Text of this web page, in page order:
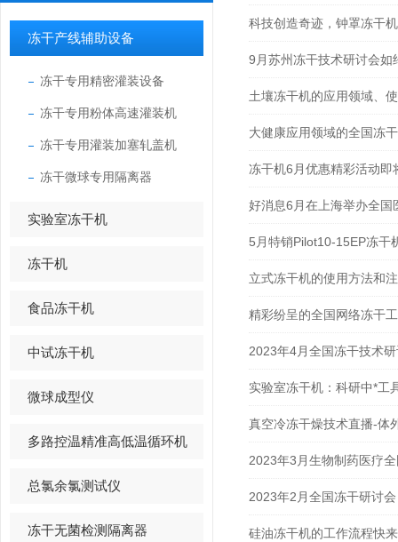
冻干产线辅助设备
冻干专用精密灌装设备
冻干专用粉体高速灌装机
冻干专用灌装加塞轧盖机
冻干微球专用隔离器
实验室冻干机
冻干机
食品冻干机
中试冻干机
微球成型仪
多路控温精准高低温循环机
总氯余氯测试仪
冻干无菌检测隔离器
科技创造奇迹，钟罩冻干
9月苏州冻干技术研讨会如
土壤冻干机的应用领域、
大健康应用领域的全国冻
冻干机6月优惠精彩活动即
好消息6月在上海举办全国
5月特销Pilot10-15EP冻干
立式冻干机的使用方法和
精彩纷呈的全国网络冻干
2023年4月全国冻干技术
实验室冻干机：科研中*工
真空冷冻干燥技术直播-体
2023年3月生物制药医疗
2023年2月全国冻干研讨会
硅油冻干机的工作流程快